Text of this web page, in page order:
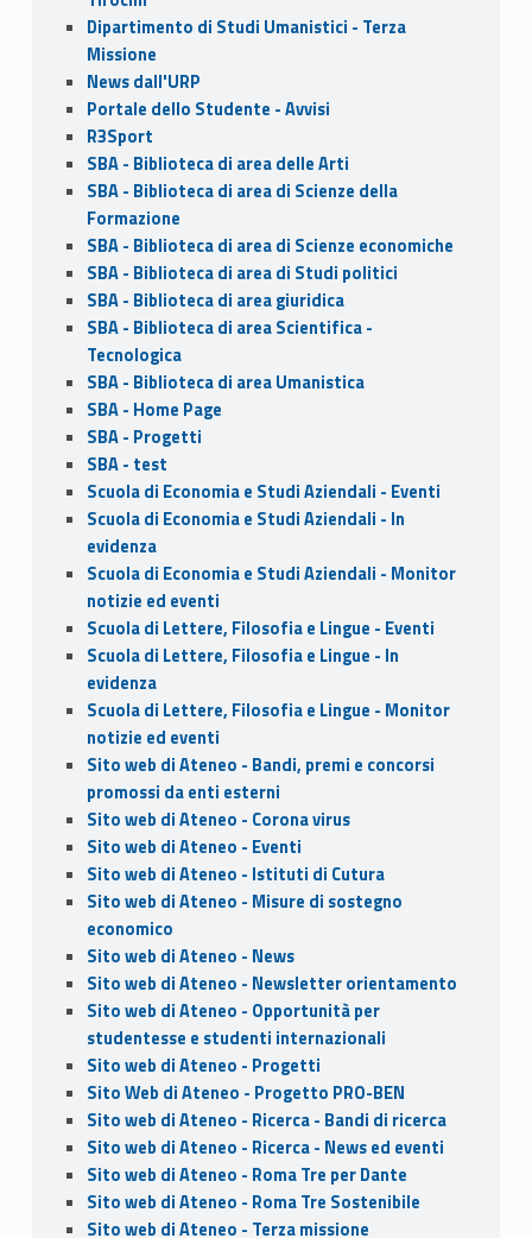
Dipartimento di Studi Umanistici - Terza
Missione
News dall'URP
Portale dello Studente - Avvisi
R3Sport
SBA - Biblioteca di area delle Arti
SBA - Biblioteca di area di Scienze della
Formazione
SBA - Biblioteca di area di Scienze economiche
SBA - Biblioteca di area di Studi politici
SBA - Biblioteca di area giuridica
SBA - Biblioteca di area Scientifica -
Tecnologica
SBA - Biblioteca di area Umanistica
SBA - Home Page
SBA - Progetti
SBA - test
Scuola di Economia e Studi Aziendali - Eventi
Scuola di Economia e Studi Aziendali - In
evidenza
Scuola di Economia e Studi Aziendali - Monitor
notizie ed eventi
Scuola di Lettere, Filosofia e Lingue - Eventi
Scuola di Lettere, Filosofia e Lingue - In
evidenza
Scuola di Lettere, Filosofia e Lingue - Monitor
notizie ed eventi
Sito web di Ateneo - Bandi, premi e concorsi
promossi da enti esterni
Sito web di Ateneo - Corona virus
Sito web di Ateneo - Eventi
Sito web di Ateneo - Istituti di Cutura
Sito web di Ateneo - Misure di sostegno
economico
Sito web di Ateneo - News
Sito web di Ateneo - Newsletter orientamento
Sito web di Ateneo - Opportunità per
studentesse e studenti internazionali
Sito web di Ateneo - Progetti
Sito Web di Ateneo - Progetto PRO-BEN
Sito web di Ateneo - Ricerca - Bandi di ricerca
Sito web di Ateneo - Ricerca - News ed eventi
Sito web di Ateneo - Roma Tre per Dante
Sito web di Ateneo - Roma Tre Sostenibile
Sito web di Ateneo - Terza missione